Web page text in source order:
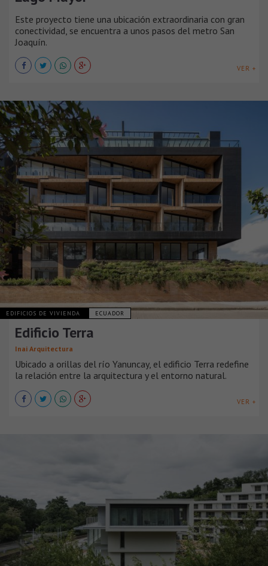
Este proyecto tiene una ubicación extraordinaria con gran
conectividad, se encuentra a unos pasos del metro San
Joaquín.
VER +
EDIFICIOS DE VIVIENDA ECUADOR
Edificio Terra
Inai Arquitectura
Ubicado a orillas del río Yanuncay, el edificio Terra redefine
la relación entre la arquitectura y el entorno natural.
VER +